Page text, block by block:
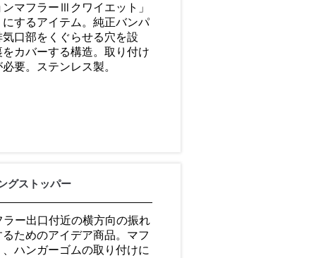
マフラーⅢクワイエット」
するアイテム。純正バンパ
口部をくぐらせる穴を設
カバーする構造。取り付け
要。ステンレス製。
グストッパー
ラー出口付近の横方向の振れ
ためのアイデア商品。マフ
ハンガーゴムの取り付けに